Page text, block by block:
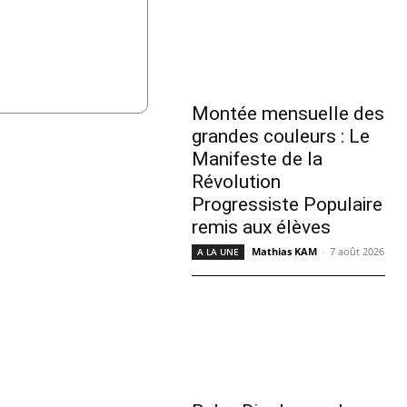
Montée mensuelle des
grandes couleurs : Le
Manifeste de la
Révolution
Progressiste Populaire
remis aux élèves
A LA UNE Mathias KAM - 7 août 2026